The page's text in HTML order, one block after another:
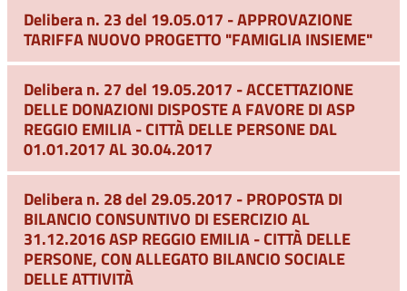
Delibera n. 23 del 19.05.017 - APPROVAZIONE
TARIFFA NUOVO PROGETTO "FAMIGLIA INSIEME"
Delibera n. 27 del 19.05.2017 - ACCETTAZIONE
DELLE DONAZIONI DISPOSTE A FAVORE DI ASP
REGGIO EMILIA - CITTÀ DELLE PERSONE DAL
01.01.2017 AL 30.04.2017
Delibera n. 28 del 29.05.2017 - PROPOSTA DI
BILANCIO CONSUNTIVO DI ESERCIZIO AL
31.12.2016 ASP REGGIO EMILIA - CITTÀ DELLE
PERSONE, CON ALLEGATO BILANCIO SOCIALE
DELLE ATTIVITÀ